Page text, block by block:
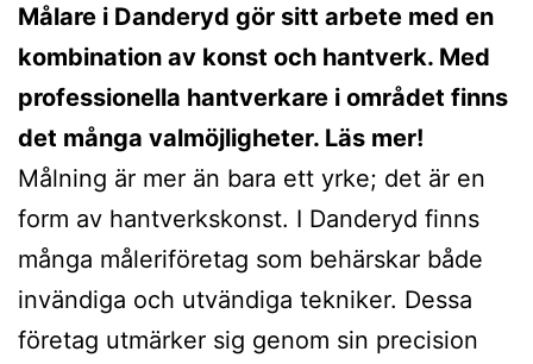
Målare i Danderyd gör sitt arbete med en
kombination av konst och hantverk. Med
professionella hantverkare i området finns
det många valmöjligheter. Läs mer!
Målning är mer än bara ett yrke; det är en
form av hantverkskonst. I Danderyd finns
många måleriföretag som behärskar både
invändiga och utvändiga tekniker. Dessa
företag utmärker sig genom sin precision